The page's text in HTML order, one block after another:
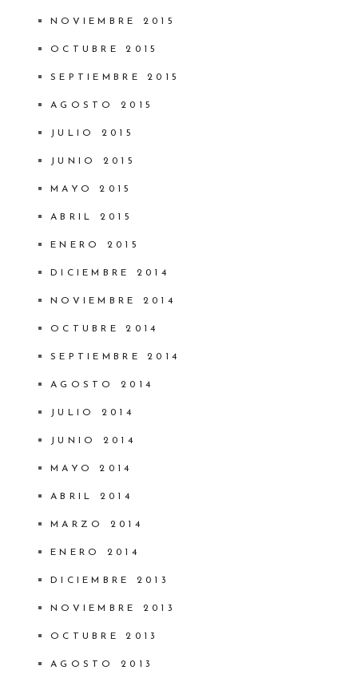
NOVIEMBRE 2015
OCTUBRE 2015
SEPTIEMBRE 2015
AGOSTO 2015
JULIO 2015
JUNIO 2015
MAYO 2015
ABRIL 2015
ENERO 2015
DICIEMBRE 2014
NOVIEMBRE 2014
OCTUBRE 2014
SEPTIEMBRE 2014
AGOSTO 2014
JULIO 2014
JUNIO 2014
MAYO 2014
ABRIL 2014
MARZO 2014
ENERO 2014
DICIEMBRE 2013
NOVIEMBRE 2013
OCTUBRE 2013
AGOSTO 2013